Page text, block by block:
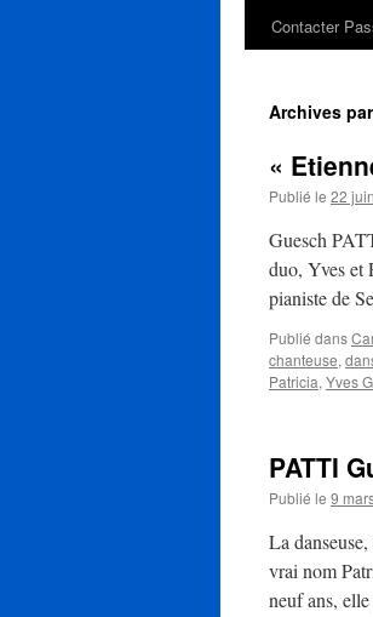
Contacter
Archives
«
Publié le 22
Guesch
duo, Yves et
pianiste de
Publié dans
chanteuse,
Patricia, Yves
PATTI
Publié le 9
La
vrai nom
neuf ans,